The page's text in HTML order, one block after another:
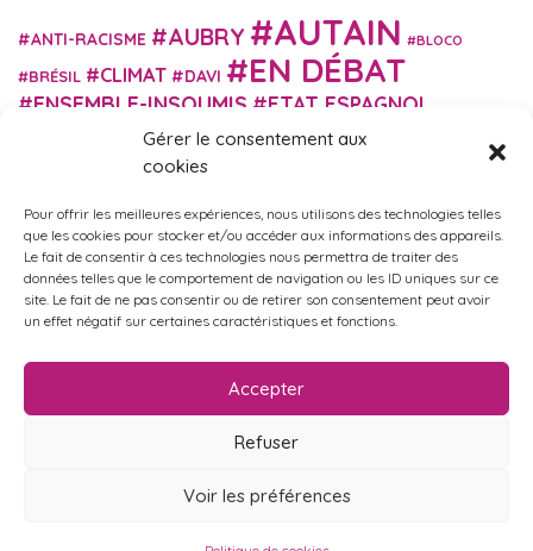
Gérer le consentement aux
cookies
Pour offrir les meilleures expériences, nous utilisons des technologies telles
que les cookies pour stocker et/ou accéder aux informations des appareils.
Le fait de consentir à ces technologies nous permettra de traiter des
données telles que le comportement de navigation ou les ID uniques sur ce
site. Le fait de ne pas consentir ou de retirer son consentement peut avoir
un effet négatif sur certaines caractéristiques et fonctions.
Accepter
Refuser
Voir les préférences
ANTI-RACISME AUBRY AUTAIN BLOCO
BRÉSIL CLIMAT DAVI EN DÉBAT
ENSEMBLE-INSOUMIS ETAT ESPAGNOL
EUROPE EXTRÊME DROITE FASCISME
FRANCE INSOUMISE
HISTOIRE IMMIGRATION ISRAËL PALESTINE ITALIE
MACRON MARTIN MARXISME MIGRANT-ES
MUNICIPALES MÉLENCHON NUPES OBONO
OCCITANIE PORTUGAL RETRAITES RUSSIE
VIOLENCES SEXISTES ÉCOLOGIE
ÉCOSOCIALISME ÉLECTIONS